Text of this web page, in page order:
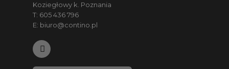
Koziegłowy k. Poznania
T: 605 436 796
E: biuro@contino.pl